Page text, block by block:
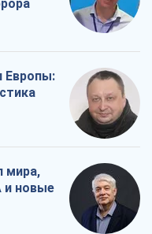
Европы:
мира,
и новые